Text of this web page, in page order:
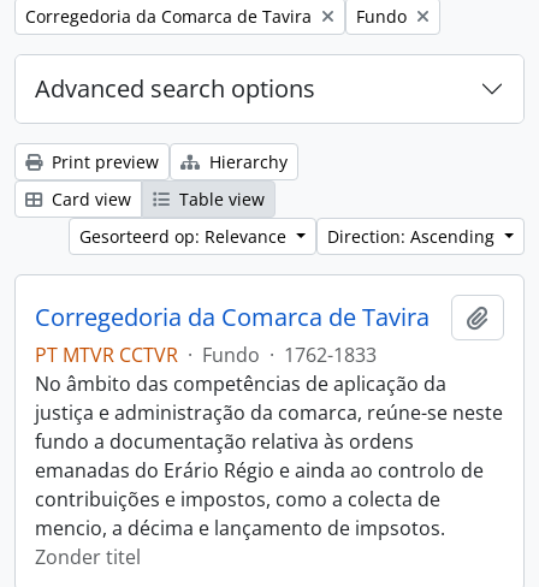
Remove filter:
Corregedoria da Comarca de Tavira Remove filter:
Fundo
Advanced search options
Print preview
Hierarchy
Card view
Table view
Gesorteerd op: Relevance
Direction: Ascending
Corregedoria da Comarca de Tavira
PT MTVR CCTVR · Fundo · 1762-1833
No âmbito das competências de aplicação da
justiça e administração da comarca, reúne-se neste
fundo a documentação relativa às ordens
emanadas do Erário Régio e ainda ao controlo de
contribuições e impostos, como a colecta de
mencio, a décima e lançamento de impsotos.
Zonder titel